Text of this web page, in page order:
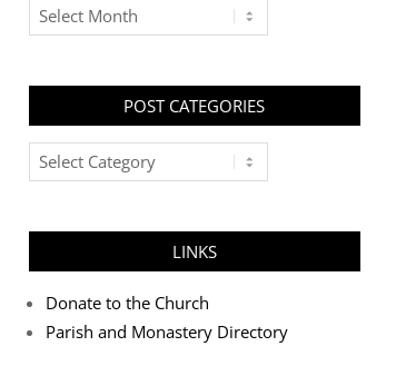
Archives
POST CATEGORIES
Post
Categories
LINKS
Donate to the Church
Parish and Monastery Directory